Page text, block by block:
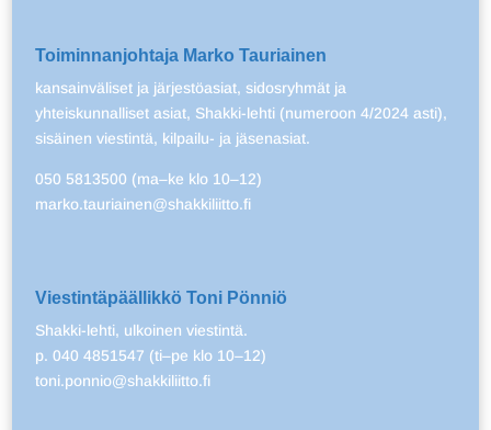
Toiminnanjohtaja Marko Tauriainen
kansainväliset ja järjestöasiat, sidosryhmät ja
yhteiskunnalliset asiat, Shakki-lehti (numeroon 4/2024 asti),
sisäinen viestintä, kilpailu- ja jäsenasiat.
050 5813500 (ma–ke klo 10–12)
marko.tauriainen@shakkiliitto.fi
Viestintäpäällikkö Toni Pönniö
Shakki-lehti, ulkoinen viestintä.
p. 040 4851547 (ti–pe klo 10–12)
toni.ponnio@shakkiliitto.fi